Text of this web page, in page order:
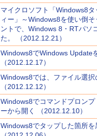
マイクロソフト「Windows8
ィー」～Windows8を使い倒
ントで、Windows 8・RTパソ
た。 （2012.12.21）
Windows8でWindows Update
（2012.12.17）
Windows8では、ファイル選
（2012.12.12）
Windows8でコマンドプロンプ
ーから開く （2012.12.10）
Windows8でタップした箇所を